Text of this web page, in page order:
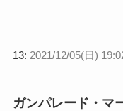
13: 2021/12/05(日)
ガンパレード・マ